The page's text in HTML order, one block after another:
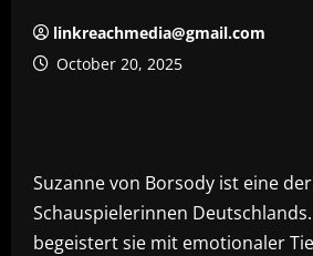
linkreachmedia@gmail.com
October 20, 2025
Suzanne von Borsody ist eine
Schauspielerinnen
begeistert sie mit emotionaler